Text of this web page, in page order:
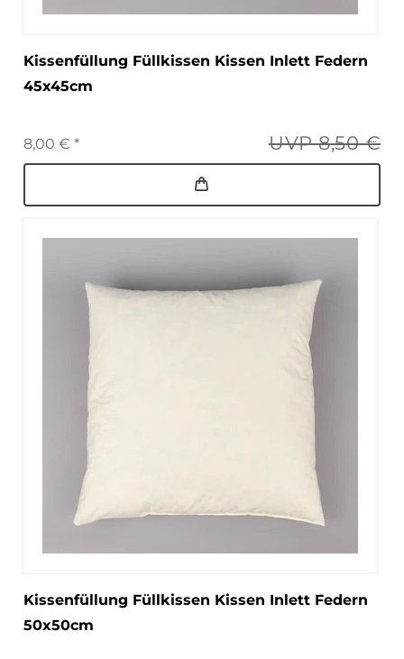
Kissenfüllung Füllkissen Kissen Inlett Federn
45x45cm
UVP 8,50 €
8,00 € *
Kissenfüllung Füllkissen Kissen Inlett Federn
50x50cm